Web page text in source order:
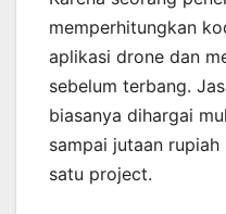
memperhitungkan
aplikasi drone dan
sebelum terbang.
biasanya dihargai
sampai jutaan
satu project.